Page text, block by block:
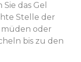
Sie das Gel
Stelle der
müden oder
bis zu den